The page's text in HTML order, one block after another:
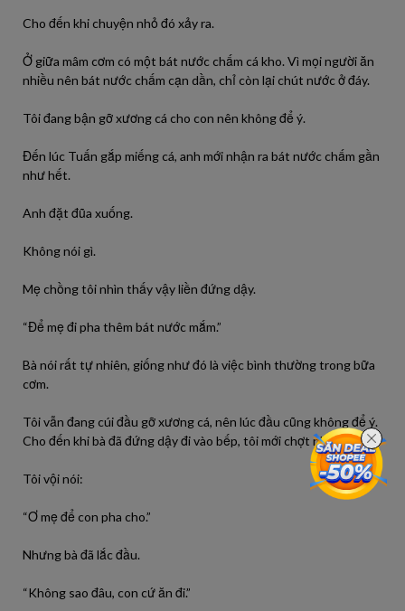
Cho đến khi chuyện nhỏ đó xảy ra.
Ở giữa mâm cơm có một bát nước chấm cá kho. Vì mọi người ăn
nhiều nên bát nước chấm cạn dần, chỉ còn lại chút nước ở đáy.
Tôi đang bận gỡ xương cá cho con nên không để ý.
Đến lúc Tuấn gắp miếng cá, anh mới nhận ra bát nước chấm gần
như hết.
Anh đặt đũa xuống.
Không nói gì.
Mẹ chồng tôi nhìn thấy vậy liền đứng dậy.
“Để mẹ đi pha thêm bát nước mắm.”
Bà nói rất tự nhiên, giống như đó là việc bình thường trong bữa
cơm.
Tôi vẫn đang cúi đầu gỡ xương cá, nên lúc đầu cũng không để ý.
Cho đến khi bà đã đứng dậy đi vào bếp, tôi mới chợt nhận ra.
Tôi vội nói:
“Ơ mẹ để con pha cho.”
Nhưng bà đã lắc đầu.
“Không sao đâu, con cứ ăn đi.”